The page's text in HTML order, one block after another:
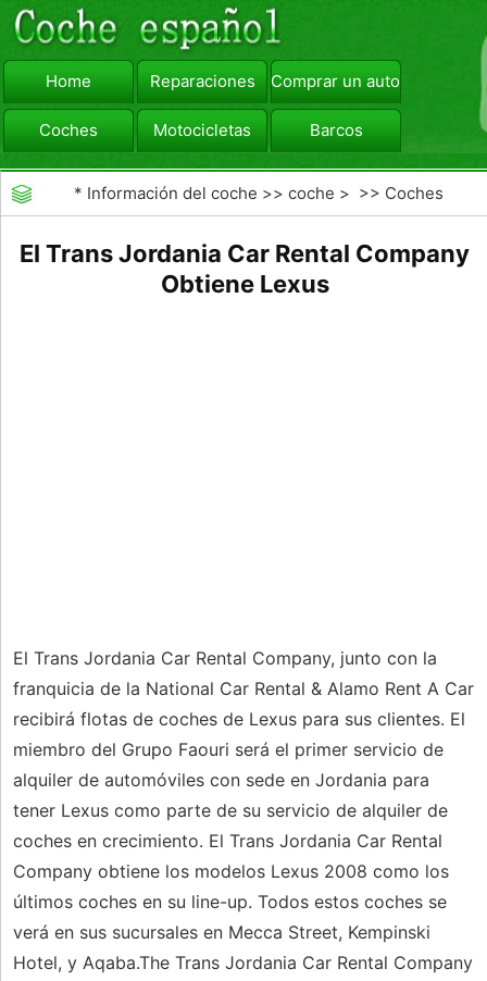
Home Reparaciones Comprar un automóvil
Coches Motocicletas Barcos
viajar Camiones
* Información del coche >>coche > >> Coches
El Trans Jordania Car Rental Company
Obtiene Lexus
El Trans Jordania Car Rental Company, junto con la
franquicia de la National Car Rental & Alamo Rent A Car
recibirá flotas de coches de Lexus para sus clientes. El
miembro del Grupo Faouri será el primer servicio de
alquiler de automóviles con sede en Jordania para
tener Lexus como parte de su servicio de alquiler de
coches en crecimiento. El Trans Jordania Car Rental
Company obtiene los modelos Lexus 2008 como los
últimos coches en su line-up. Todos estos coches se
verá en sus sucursales en Mecca Street, Kempinski
Hotel, y Aqaba.The Trans Jordania Car Rental Company